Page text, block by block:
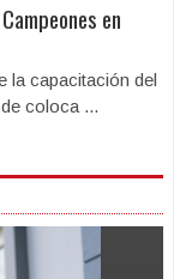
en
la capacitación del
coloca ...